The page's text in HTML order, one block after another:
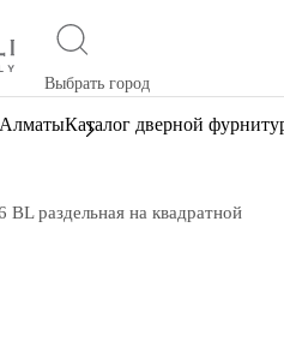
Выбрать город
Каталог дверной
раздельная на квадратной